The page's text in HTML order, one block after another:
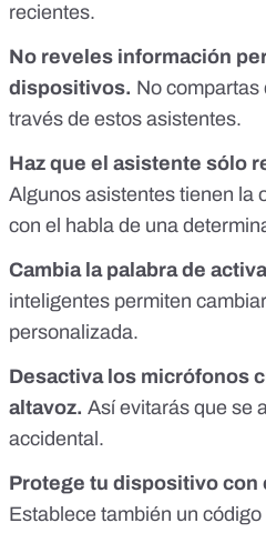
recientes.
No reveles información
dispositivos. No compartas
través de estos asistentes.
Haz que el asistente sólo
Algunos asistentes tienen la
con el habla de una
Cambia la palabra de
inteligentes permiten
personalizada.
Desactiva los micrófonos
altavoz. Así evitarás que se
accidental.
Protege tu dispositivo con
Establece también un